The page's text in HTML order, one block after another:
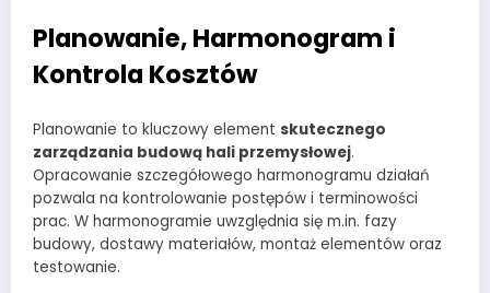
Planowanie, Harmonogram i
Kontrola Kosztów
Planowanie to kluczowy element skutecznego
zarządzania budową hali przemysłowej.
Opracowanie szczegółowego harmonogramu działań
pozwala na kontrolowanie postępów i terminowości
prac. W harmonogramie uwzględnia się m.in. fazy
budowy, dostawy materiałów, montaż elementów oraz
testowanie.